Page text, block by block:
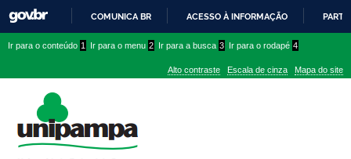
PARA
CONTEÚDO
COMUNICA BR ACESSO À INFORMAÇÃO
conteúdo
menu
superior
menu
Ir para o conteúdo 1 Ir para o menu 2 Ir para a busca 3 Ir para o rodapé 4
Alto contraste Escala de cinza Mapa do site